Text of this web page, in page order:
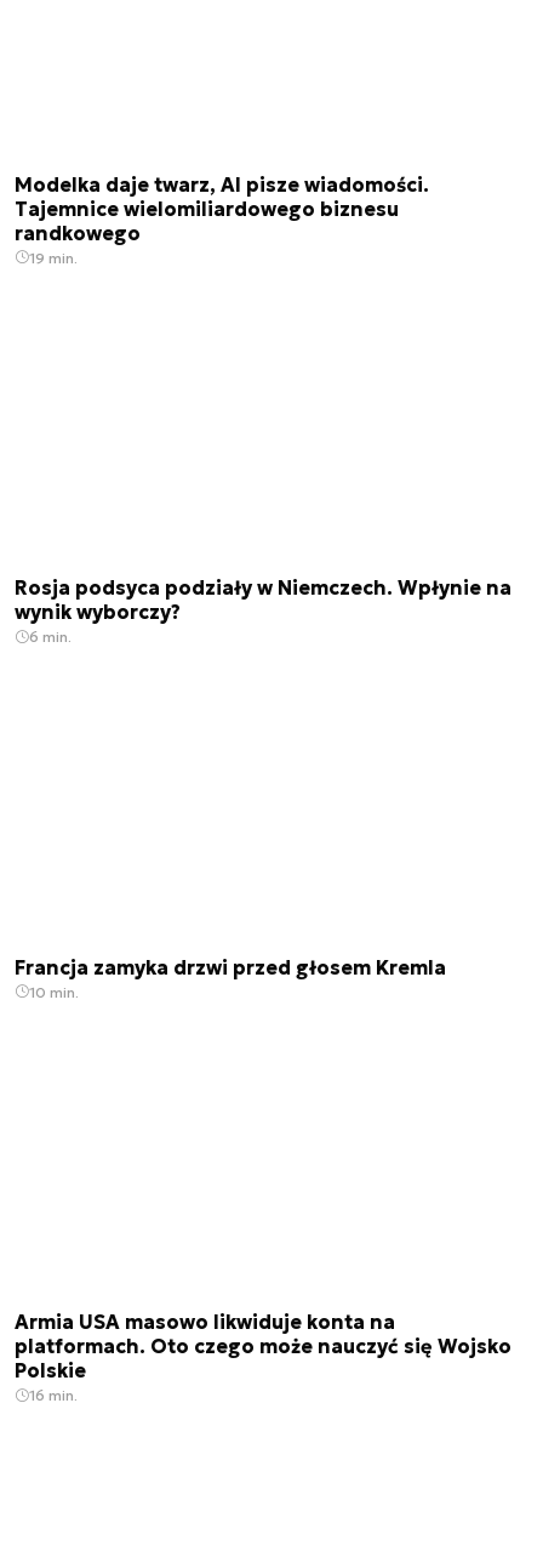
Modelka daje twarz, AI pisze wiadomości.
Tajemnice wielomiliardowego biznesu
randkowego
19 min.
Rosja podsyca podziały w Niemczech. Wpłynie na
wynik wyborczy?
6 min.
Francja zamyka drzwi przed głosem Kremla
10 min.
Armia USA masowo likwiduje konta na
platformach. Oto czego może nauczyć się Wojsko
Polskie
16 min.